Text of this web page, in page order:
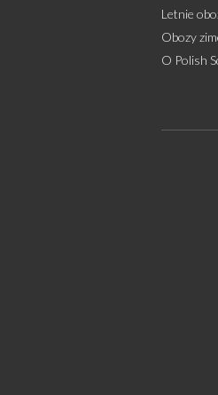
Letnie
Obozy
O Polish